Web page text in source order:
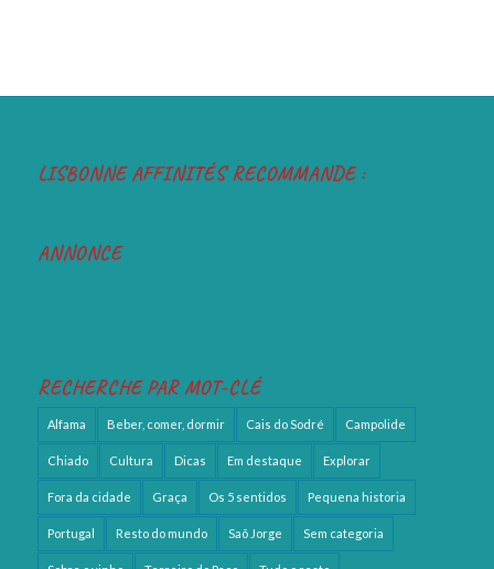
LISBONNE AFFINITÉS RECOMMANDE :
ANNONCE
RECHERCHE PAR MOT-CLÉ
Alfama Beber, comer, dormir Cais do Sodré Campolide
Chiado Cultura Dicas Em destaque Explorar
Fora da cidade Graça Os 5 sentidos Pequena historia
Portugal Resto do mundo Saõ Jorge Sem categoria